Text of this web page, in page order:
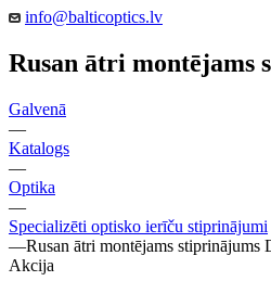
info@balticoptics.lv
Rusan ātri montējams
Galvenā
—
Katalogs
—
Optika
—
Specializēti optisko ierīču stiprinājumi
—Rusan ātri montējams
Akcija